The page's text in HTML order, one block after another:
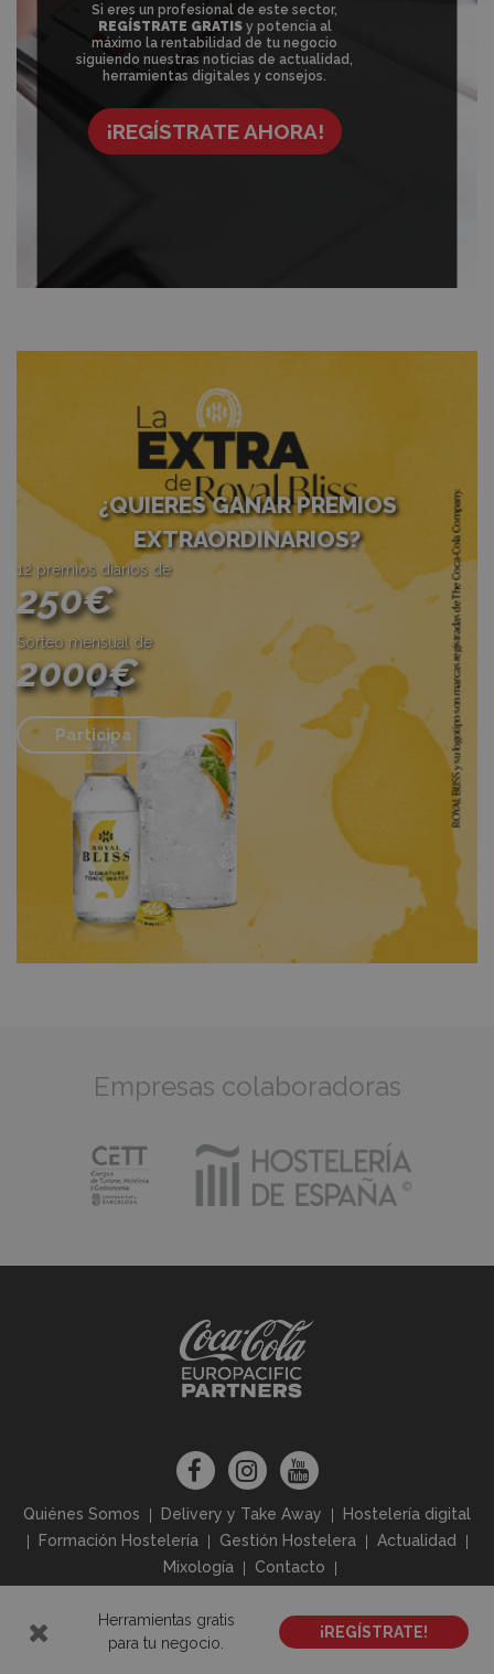
Si eres un profesional de este sector,
REGÍSTRATE GRATISy potencia al
máximo la rentabilidad de tu negocio
siguiendo nuestras noticias de actualidad,
herramientas digitales y consejos.
¡REGÍSTRATE AHORA!
¿QUIERES GANAR PREMIOS
EXTRAORDINARIOS?
12 premios diarios de
250€
Sorteo mensual de
2000€
Participa
Empresas colaboradoras
Quiénes Somos Delivery y Take Away
Hostelería digital
Formación Hostelería
Gestión Hostelera
Actualidad
Mixología
Contacto
Aviso Legal Política de Privacidad Política de Cookies
Herramientas gratis
para tu negocio.
¡REGÍSTRATE!